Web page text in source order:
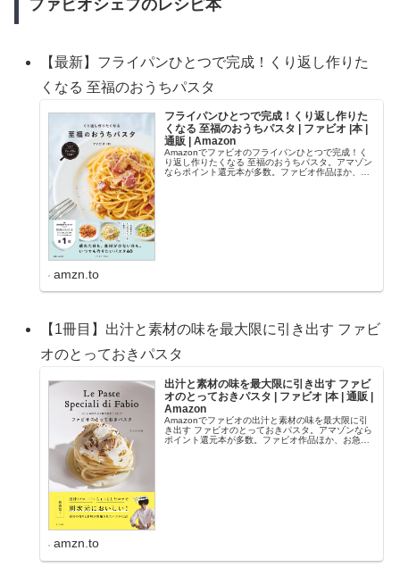
ファビオシェフのレシピ本
【最新】フライパンひとつで完成！くり返し作りた
くなる 至福のおうちパスタ
フライパンひとつで完成！くり返し作りた
くなる 至福のおうちパスタ | ファビオ |本 |
通販 | Amazon
Amazonでファビオのフライパンひとつで完成！く
り返し作りたくなる 至福のおうちパスタ。アマゾン
ならポイント還元本が多数。ファビオ作品ほか、お
amzn.to
【1冊目】出汁と素材の味を最大限に引き出す ファビ
オのとっておきパスタ
出汁と素材の味を最大限に引き出す ファビ
オのとっておきパスタ | ファビオ |本 | 通販 |
Amazon
Amazonでファビオの出汁と素材の味を最大限に引
き出す ファビオのとっておきパスタ。アマゾンなら
ポイント還元本が多数。ファビオ作品ほか、お急ぎ
amzn.to